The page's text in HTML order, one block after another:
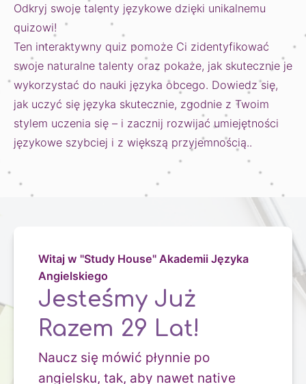
Odkryj swoje talenty językowe dzięki unikalnemu
quizowi!
Ten interaktywny quiz pomoże Ci zidentyfikować
swoje naturalne talenty oraz pokaże, jak skutecznie je
wykorzystać do nauki języka obcego. Dowiedz się,
jak uczyć się języka skutecznie, zgodnie z Twoim
stylem uczenia się – i zacznij rozwijać umiejętności
językowe szybciej i z większą przyjemnością..
Witaj w "Study House" Akademii Języka
Angielskiego
Jesteśmy Już
Razem 29 Lat!
Naucz się mówić płynnie po
angielsku, tak, aby nawet native